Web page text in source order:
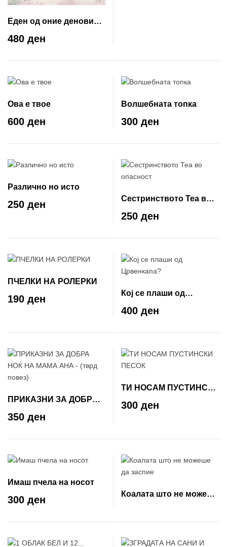
Еден од оние денови
во кои ништо не се
случува
480 ден
Ова е твое
600 ден
Волшебната топка
300 ден
Различно но исто
250 ден
Сестринството Теа во
опасност
250 ден
ПЧЕЛКИ НА РОЛЕРКИ
190 ден
Кој се плаши од
Црвенкапа?
400 ден
ПРИКАЗНИ ЗА ДОБРА
НОЌ НА МАМА АНА –
(тврд повез)
350 ден
ТИ НОСАМ ПУСТИНСКИ
ПЕСОК
300 ден
Имаш пчела на носот
300 ден
Коалата што не можеше